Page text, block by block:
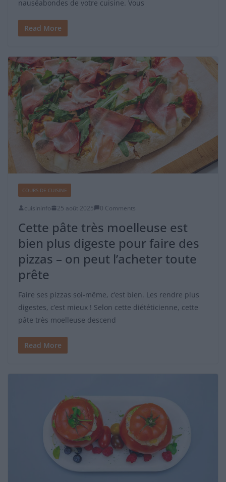
nauséabondes de votre cuisine. Vous
Read More
COURS DE CUISINE
cuisininfo 25 août 2025 0 Comments
Cette pâte très moelleuse est
bien plus digeste pour faire des
pizzas – on peut l’acheter toute
prête
Faire ses pizzas soi-même, c’est bien. Les rendre plus
digestes, c’est mieux ! Selon cette diététicienne, cette
pâte très moelleuse descend
Read More